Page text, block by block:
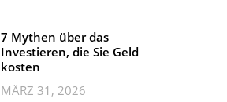
7 Mythen über das
Investieren, die Sie Geld
kosten
MÄRZ 31, 2026